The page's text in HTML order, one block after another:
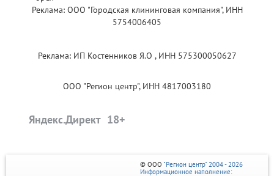
Реклама: ООО "Городская клининговая компания", ИНН
5754006405
Реклама: ИП Костенников Я.О , ИНН 575300050627
ООО "Регион центр", ИНН 4817003180
Яндекс.Директ
© ООО "Регион центр" 2004 - 2026
Информационное наполнение: